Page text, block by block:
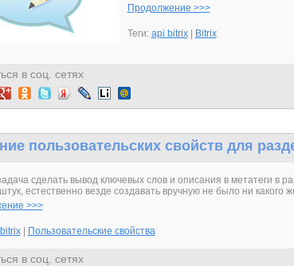
Продолжение >>>
Теги: api bitrix| Bitrix
в соц. сетях
пользовательских свойств для
сделать вывод ключевых слов и описания в метатеги в
естественно везде создавать вручную не было ни какого
>>>
| Пользовательские свойства
в соц. сетях